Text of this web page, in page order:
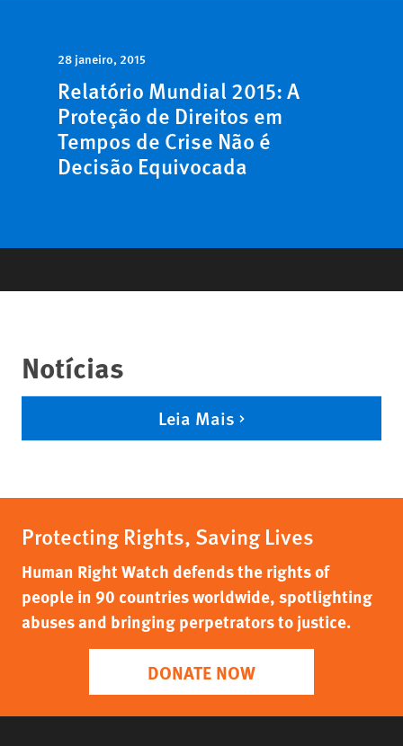
28 janeiro, 2015
Relatório Mundial 2015: A
Proteção de Direitos em
Tempos de Crise Não é
Decisão Equivocada
Notícias
Leia Mais
Protecting Rights, Saving Lives
Human Right Watch defends the rights of
people in 90 countries worldwide, spotlighting
abuses and bringing perpetrators to justice.
DONATE NOW